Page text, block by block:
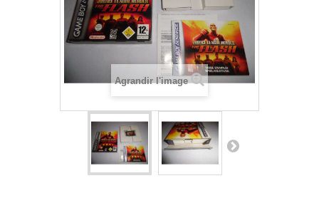
Agrandir l'image